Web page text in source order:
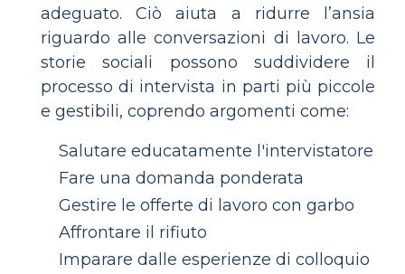
adeguato. Ciò aiuta a ridurre l’ansia
riguardo alle conversazioni di lavoro. Le
storie sociali possono suddividere il
processo di intervista in parti più piccole
e gestibili, coprendo argomenti come:
Salutare educatamente l'intervistatore
Fare una domanda ponderata
Gestire le offerte di lavoro con garbo
Affrontare il rifiuto
Imparare dalle esperienze di colloquio